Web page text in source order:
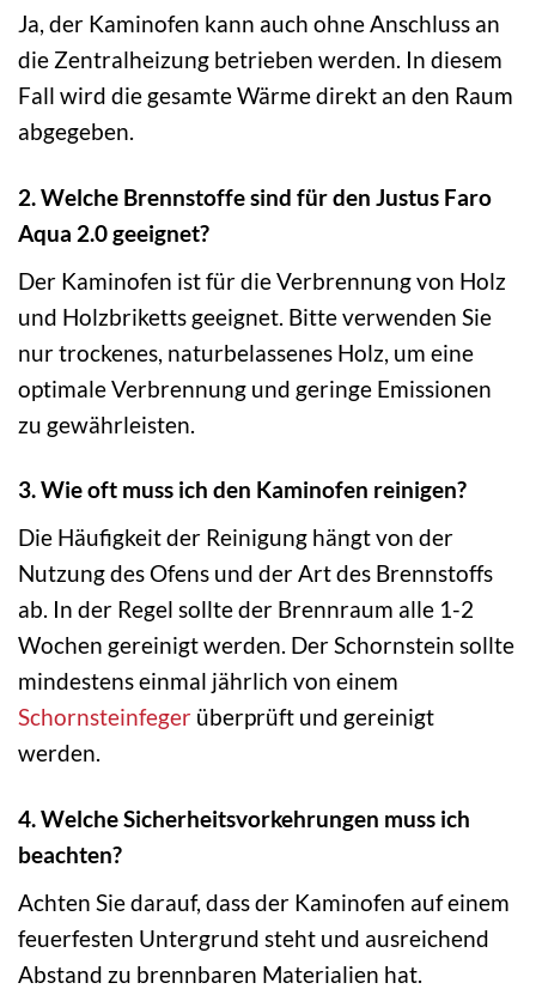
Ja, der Kaminofen kann auch ohne Anschluss an
die Zentralheizung betrieben werden. In diesem
Fall wird die gesamte Wärme direkt an den Raum
abgegeben.
2. Welche Brennstoffe sind für den Justus Faro
Aqua 2.0 geeignet?
Der Kaminofen ist für die Verbrennung von Holz
und Holzbriketts geeignet. Bitte verwenden Sie
nur trockenes, naturbelassenes Holz, um eine
optimale Verbrennung und geringe Emissionen
zu gewährleisten.
3. Wie oft muss ich den Kaminofen reinigen?
Die Häufigkeit der Reinigung hängt von der
Nutzung des Ofens und der Art des Brennstoffs
ab. In der Regel sollte der Brennraum alle 1-2
Wochen gereinigt werden. Der Schornstein sollte
mindestens einmal jährlich von einem
Schornsteinfeger überprüft und gereinigt
werden.
4. Welche Sicherheitsvorkehrungen muss ich
beachten?
Achten Sie darauf, dass der Kaminofen auf einem
feuerfesten Untergrund steht und ausreichend
Abstand zu brennbaren Materialien hat.